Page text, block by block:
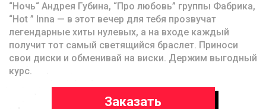
“Ночь“ Андрея Губина, “Про любовь” группы Фабрика,
“Hot ” Inna — в этот вечер для тебя прозвучат
легендарные хиты нулевых, а на входе каждый
получит тот самый светящийся браслет. Приноси
свои диски и обменивай на виски. Держим выгодный
курс.
Заказать